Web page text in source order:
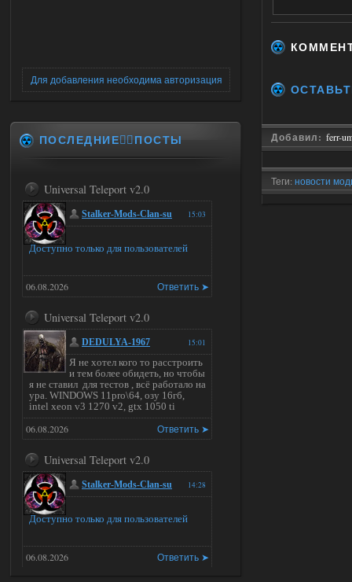
Добавил: ferr-
Теги: новости
Для добавления необходима авторизация
ПОСЛЕДНИЕ✍🏻ПОСТЫ
Universal Teleport v2.0
15:03
Stalker-Mods-Clan-su
Доступно только для пользователей
Ответить ➤
06.08.2026
Universal Teleport v2.0
15:01
DEDULYA-1967
Я не хотел кого то расстроить
и тем более обидеть, но чтобы
я не ставил для тестов , всё работало на
ура. WINDOWS 11pro\64, озу 16гб,
intel xeon v3 1270 v2, gtx 1050 ti
Ответить ➤
06.08.2026
Universal Teleport v2.0
14:28
Stalker-Mods-Clan-su
Доступно только для пользователей
Ответить ➤
06.08.2026